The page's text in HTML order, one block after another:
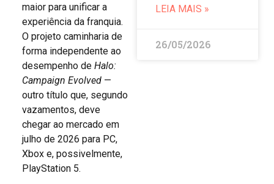
maior para unificar a
experiência da franquia.
O projeto caminharia de
forma independente ao
desempenho de Halo:
Campaign Evolved —
outro título que, segundo
vazamentos, deve
chegar ao mercado em
julho de 2026 para PC,
Xbox e, possivelmente,
PlayStation 5.
LEIA MAIS »
26/05/2026